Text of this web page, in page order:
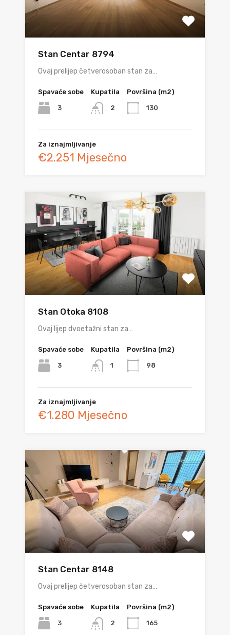
Stan Centar 8794
Ovaj prelijep četverosoban stan za…
Spavaće sobe
3
Kupatila
2
Površina (m2)
130
Za iznajmljivanje
€2.251 Mjesečno
Stan Otoka 8108
Ovaj lijep dvoetažni stan za…
Spavaće sobe
3
Kupatila
1
Površina (m2)
98
Za iznajmljivanje
€1.280 Mjesečno
Stan Centar 8148
Ovaj prelijep četverosoban stan za…
Spavaće sobe
3
Kupatila
2
Površina (m2)
165